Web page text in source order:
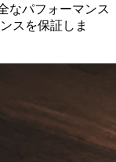
なパフォーマンス
スを保証しま